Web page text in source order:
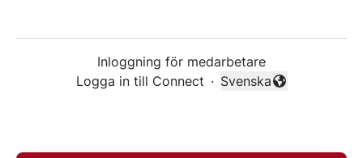
Inloggning för medarbetare
Logga in till Connect ·
Byt språk
Svenska